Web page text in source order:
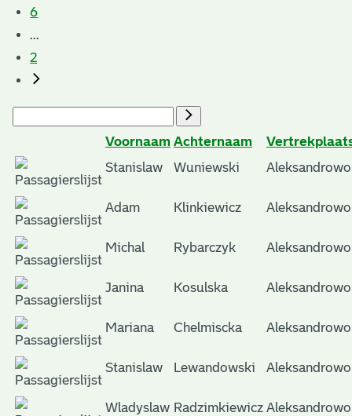
6
...
2
Voornaam Achternaam
Stanislaw
Wuniewski Aleksandrowo
Adam Klinkiewicz Aleksandrowo
Michal Rybarczyk Aleksandrowo
Janina Kosulska Aleksandrowo
Mariana Chelmiscka Aleksandrowo
Stanislaw Lewandowski Aleksandrowo
Wladyslaw Radzimkiewicz Aleksandrowo